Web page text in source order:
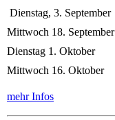
Dienstag, 3. September
Mittwoch 18. September
Dienstag 1. Oktober
Mittwoch 16. Oktober
mehr Infos